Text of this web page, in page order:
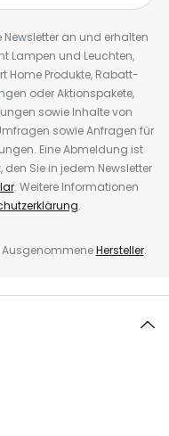
an und erhalten
Lampen und Leuchten,
Home Produkte, Rabatt-
oder Aktionspakete,
sowie Inhalte von
sowie Anfragen für
Eine Abmeldung ist
Sie in jedem Newsletter
. Weitere Informationen
.
Hersteller.